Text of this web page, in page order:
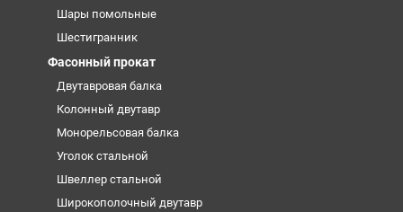
Шары помольные
Шестигранник
Фасонный прокат
Двутавровая балка
Колонный двутавр
Монорельсовая балка
Уголок стальной
Швеллер стальной
Широкополочный двутавр